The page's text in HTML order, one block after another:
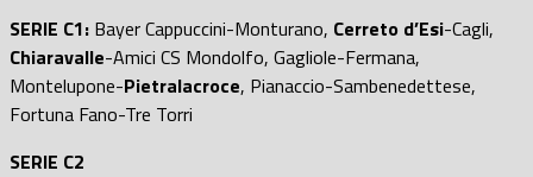
SERIE C1: Bayer Cappuccini-Monturano, Cerreto d’Esi-Cagli,
Chiaravalle-Amici CS Mondolfo, Gagliole-Fermana,
Montelupone-Pietralacroce, Pianaccio-Sambenedettese,
Fortuna Fano-Tre Torri
SERIE C2